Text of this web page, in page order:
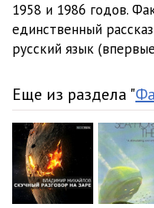
1958 и 1986 годов.
единственный
русский язык
Еще из раздела "